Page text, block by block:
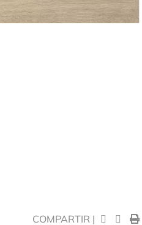
COMPARTIR |